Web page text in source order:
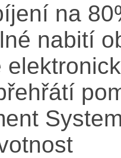
na
nabití